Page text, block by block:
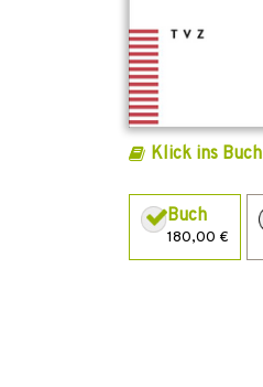
Klick ins Buch
Buch
180,00 €